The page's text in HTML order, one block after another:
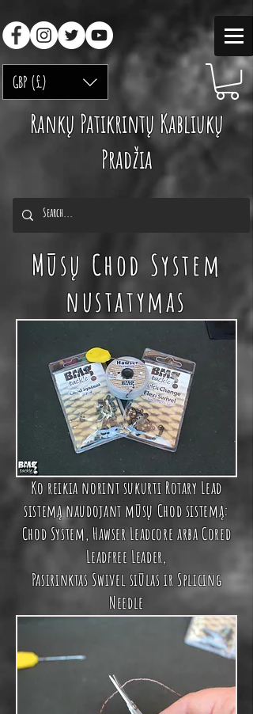
GBP (£)
Rankų Patikrintų Kabliukų
Pradžia
Mūsų Chod System
nustatymas
Ko reikia norint sukurti Rotary Lead
sistemą naudojant mūsų Chod sistemą:
Chod System,Hawser LeadcorearbaCored
Leadfree Leader,
Pasirinktas Swivel siūlasir Splicing
Needle